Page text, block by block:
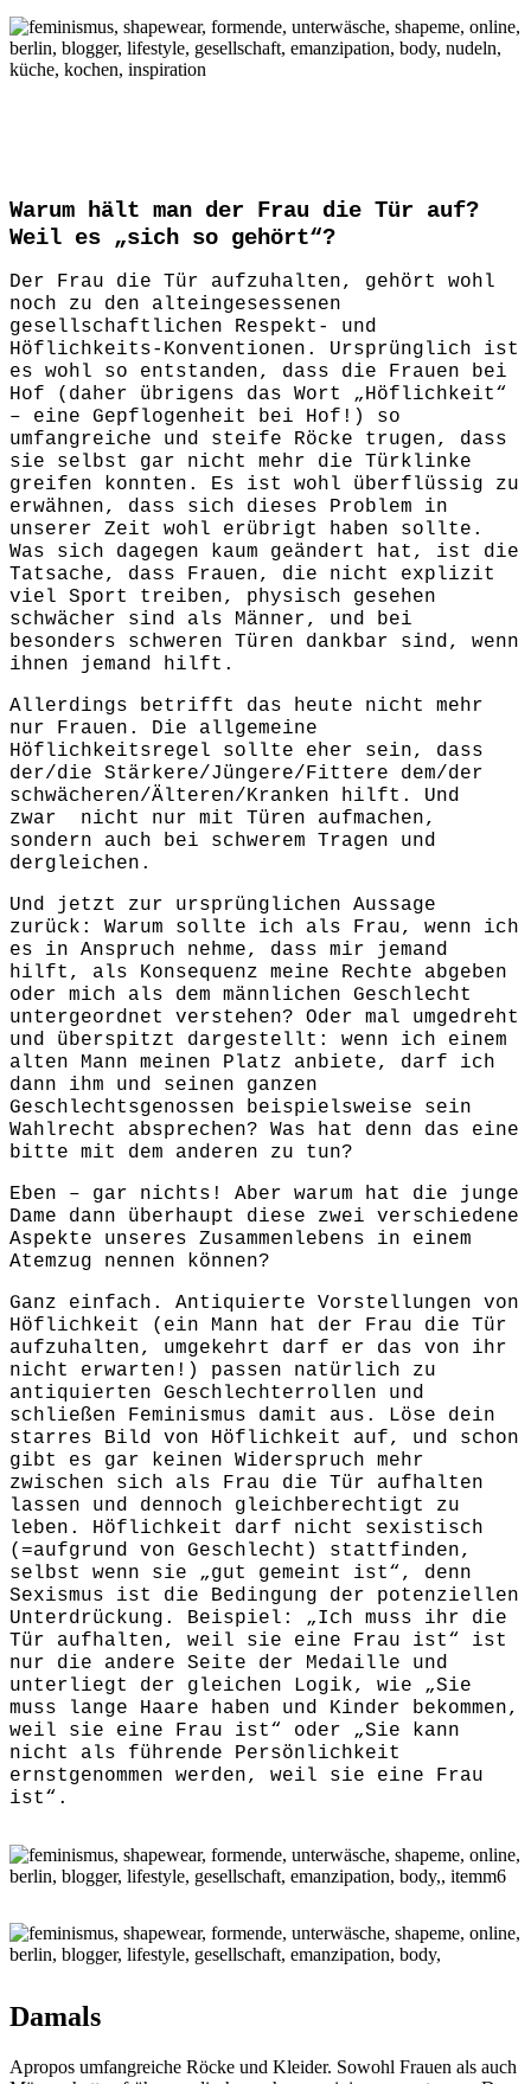
Warum hält man der Frau die Tür auf?
Weil es „sich so gehört“?
Der Frau die Tür aufzuhalten, gehört wohl
noch zu den alteingesessenen
gesellschaftlichen Respekt- und
Höflichkeits-Konventionen. Ursprünglich ist
es wohl so entstanden, dass die Frauen bei
Hof (daher übrigens das Wort „Höflichkeit“
– eine Gepflogenheit bei Hof!) so
umfangreiche und steife Röcke trugen, dass
sie selbst gar nicht mehr die Türklinke
greifen konnten. Es ist wohl überflüssig zu
erwähnen, dass sich dieses Problem in
unserer Zeit wohl erübrigt haben sollte.
Was sich dagegen kaum geändert hat, ist die
Tatsache, dass Frauen, die nicht explizit
viel Sport treiben, physisch gesehen
schwächer sind als Männer, und bei
besonders schweren Türen dankbar sind, wenn
ihnen jemand hilft.
Allerdings betrifft das heute nicht mehr
nur Frauen. Die allgemeine
Höflichkeitsregel sollte eher sein, dass
der/die Stärkere/Jüngere/Fittere dem/der
schwächeren/Älteren/Kranken hilft. Und
zwar nicht nur mit Türen aufmachen,
sondern auch bei schwerem Tragen und
dergleichen.
Und jetzt zur ursprünglichen Aussage
zurück: Warum sollte ich als Frau, wenn ich
es in Anspruch nehme, dass mir jemand
hilft, als Konsequenz meine Rechte abgeben
oder mich als dem männlichen Geschlecht
untergeordnet verstehen? Oder mal umgedreht
und überspitzt dargestellt: wenn ich einem
alten Mann meinen Platz anbiete, darf ich
dann ihm und seinen ganzen
Geschlechtsgenossen beispielsweise sein
Wahlrecht absprechen? Was hat denn das eine
bitte mit dem anderen zu tun?
Eben – gar nichts! Aber warum hat die junge
Dame dann überhaupt diese zwei verschiedene
Aspekte unseres Zusammenlebens in einem
Atemzug nennen können?
Ganz einfach. Antiquierte Vorstellungen von
Höflichkeit (ein Mann hat der Frau die Tür
aufzuhalten, umgekehrt darf er das von ihr
nicht erwarten!) passen natürlich zu
antiquierten Geschlechterrollen und
schließen Feminismus damit aus. Löse dein
starres Bild von Höflichkeit auf, und schon
gibt es gar keinen Widerspruch mehr
zwischen sich als Frau die Tür aufhalten
lassen und dennoch gleichberechtigt zu
leben. Höflichkeit darf nicht sexistisch
(=aufgrund von Geschlecht) stattfinden,
selbst wenn sie „gut gemeint ist“, denn
Sexismus ist die Bedingung der potenziellen
Unterdrückung. Beispiel: „Ich muss ihr die
Tür aufhalten, weil sie eine Frau ist“ ist
nur die andere Seite der Medaille und
unterliegt der gleichen Logik, wie „Sie
muss lange Haare haben und Kinder bekommen,
weil sie eine Frau ist“ oder „Sie kann
nicht als führende Persönlichkeit
ernstgenommen werden, weil sie eine Frau
ist“.
Damals
Apropos umfangreiche Röcke und Kleider. Sowohl Frauen als auch